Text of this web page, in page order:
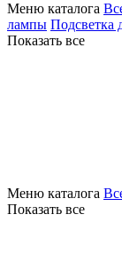
Меню каталога
лампы Подсветка
Показать все
Меню каталога
Показать все